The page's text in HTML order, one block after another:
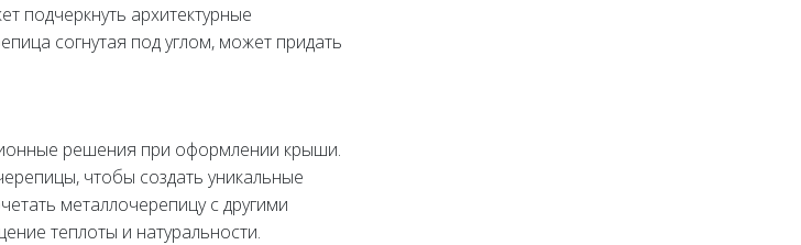
подчеркнуть архитектурные
согнутая под углом, может придать
решения при оформлении крыши.
чтобы создать уникальные
металлочерепицу с другими
теплоты и натуральности.